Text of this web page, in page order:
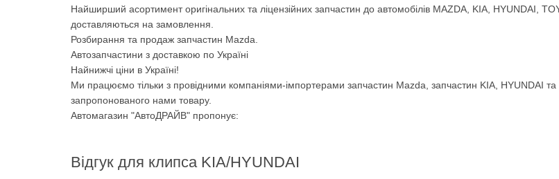
Найширший асортимент оригінальних та ліцензійних запчастин до автомобілів MAZDA, KIA, HYUNDAI,
доставляються на замовлення.
Розбирання та продаж запчастин Mazda.
Автозапчастини з доставкою по Україні
Найнижчі ціни в Україні!
Ми працюємо тільки з провідними компаніями-імпортерами запчастин Mazda, запчастин KIA, HYUNDAI
запропонованого нами товару.
Автомагазин "АвтоДРАЙВ" пропонує:
Відгук для клипса KIA/HYUNDAI